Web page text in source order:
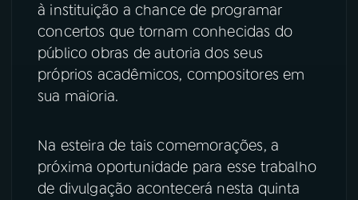
à instituição a chance de programar
concertos que tornam conhecidas do
público obras de autoria dos seus
próprios acadêmicos, compositores em
sua maioria.
Na esteira de tais comemorações, a
próxima oportunidade para esse trabalho
de divulgação acontecerá nesta quinta